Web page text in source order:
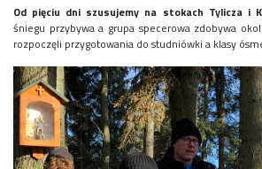
Od pięciu dni szusujemy na stokach Tylicza i
śniegu przybywa a grupa specerowa zdobywa
rozpoczęli przygotowania do studniówki a klasy